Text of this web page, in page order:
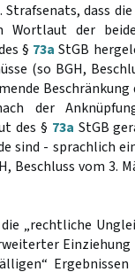
Strafsenats, dass
Wortlaut der
§ 73a StGB
(so BGH,
der
des § 73a StGB
sind - sprachlich
Beschluss vom 3.
„rechtliche
Einziehung